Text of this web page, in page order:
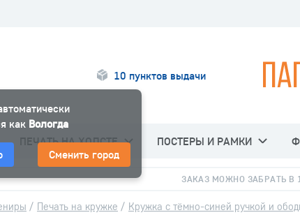
как Вологда
Сменить город
10 пунктов выдачи
ПЕЧАТЬ НА ХОЛСТЕ ПОСТЕРЫ И РАМКИ
ЗАКАЗ МОЖНО ЗАБРАТЬ В
/ Печать на кружке / Кружка с тёмно-синей ручкой и